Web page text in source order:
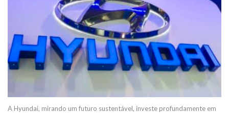
A Hyundai, mirando um futuro sustentável, investe profundamente em